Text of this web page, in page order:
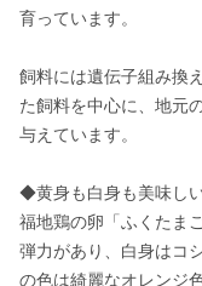
育っています。
飼料には遺伝子組み換
た飼料を中心に、地元
与えています。
◆黄身も白身も美味し
福地鶏の卵「ふくたま
弾力があり、白身はコ
の色は綺麗なオレンジ